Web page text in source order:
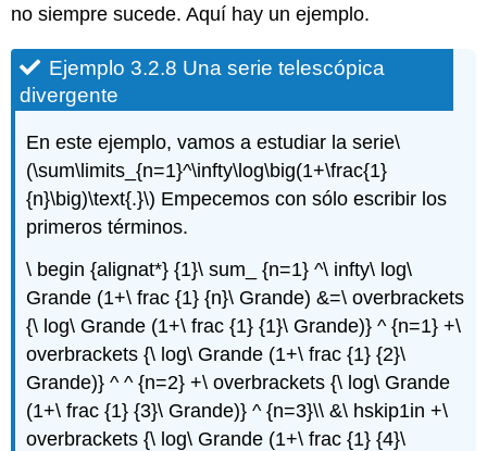
no siempre sucede. Aquí hay un ejemplo.
Ejemplo 3.2.8 Una serie telescópica
divergente
En este ejemplo, vamos a estudiar la serie\
(\sum\limits_{n=1}^\infty\log\big(1+\frac{1}
{n}\big)\text{.}\) Empecemos con sólo escribir los
primeros términos.
\ begin {alignat*} {1}\ sum_ {n=1} ^\ infty\ log\
Grande (1+\ frac {1} {n}\ Grande) &=\ overbrackets
{\ log\ Grande (1+\ frac {1} {1}\ Grande)} ^ {n=1} +\
overbrackets {\ log\ Grande (1+\ frac {1} {2}\
Grande)} ^ ^ {n=2} +\ overbrackets {\ log\ Grande
(1+\ frac {1} {3}\ Grande)} ^ {n=3}\\ &\ hskip1in +\
overbrackets {\ log\ Grande (1+\ frac {1} {4}\